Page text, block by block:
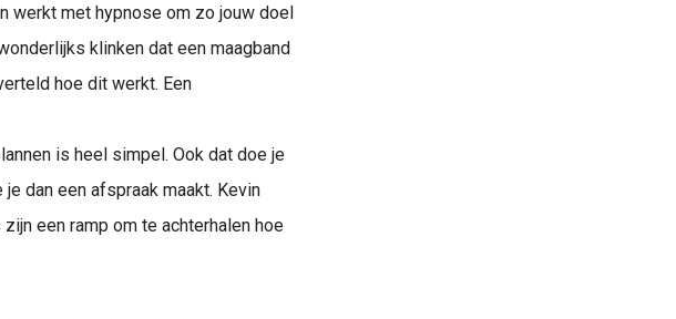
werkt met hypnose om zo jouw doel
klinken dat een maagband
hoe dit werkt. Een
is heel simpel. Ook dat doe je
dan een afspraak maakt. Kevin
een ramp om te achterhalen hoe